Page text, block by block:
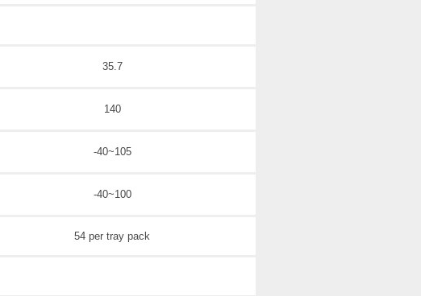
35.7
140
-40~105
-40~100
54 per tray pack